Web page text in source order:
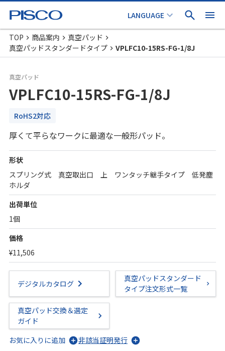
TOP 商品案内
真空パッド
真空パッドスタンダードタイプ
VPLFC10-15RS-FG-1/8J
真空パッド
VPLFC10-15RS-FG-1/8J
RoHS2対応
厚くて平らなワークに最適な一般形パッド。
形状
スプリング式 真空取出口 上 ワンタッチ継手タイプ 低発塵
ホルダ
出荷単位
1個
価格
¥11,506
デジタルカタログ
真空パッドスタンダード
タイプ注文形式一覧
真空パッド交換＆選定
ガイド
お気に入りに追加
非該当証明発行